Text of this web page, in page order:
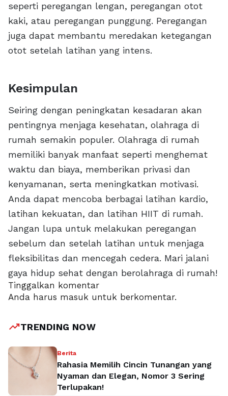
seperti peregangan lengan, peregangan otot
kaki, atau peregangan punggung. Peregangan
juga dapat membantu meredakan ketegangan
otot setelah latihan yang intens.
Kesimpulan
Seiring dengan peningkatan kesadaran akan
pentingnya menjaga kesehatan, olahraga di
rumah semakin populer. Olahraga di rumah
memiliki banyak manfaat seperti menghemat
waktu dan biaya, memberikan privasi dan
kenyamanan, serta meningkatkan motivasi.
Anda dapat mencoba berbagai latihan kardio,
latihan kekuatan, dan latihan HIIT di rumah.
Jangan lupa untuk melakukan peregangan
sebelum dan setelah latihan untuk menjaga
fleksibilitas dan mencegah cedera. Mari jalani
gaya hidup sehat dengan berolahraga di rumah!
Tinggalkan komentar
Anda harus masuk untuk berkomentar.
trending_upTRENDING NOW
Berita
Rahasia Memilih Cincin Tunangan yang
Nyaman dan Elegan, Nomor 3 Sering
Terlupakan!